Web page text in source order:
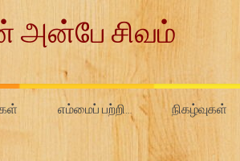
சிவம்
எம்மைப் பற்றி… நிகழ்வுகள்